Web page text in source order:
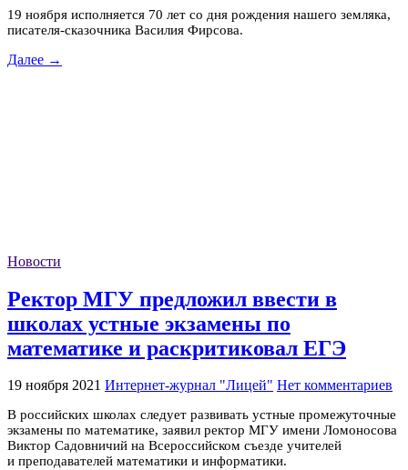
19 ноября исполняется 70 лет со дня рождения нашего земляка,
писателя-сказочника Василия Фирсова.
Далее →
Новости
Ректор МГУ предложил ввести в
школах устные экзамены по
математике и раскритиковал ЕГЭ
19 ноября 2021 Интернет-журнал "Лицей" Нет комментариев
В российских школах следует развивать устные промежуточные
экзамены по математике, заявил ректор МГУ имени Ломоносова
Виктор Садовничий на Всероссийском съезде учителей
и преподавателей математики и информатики.